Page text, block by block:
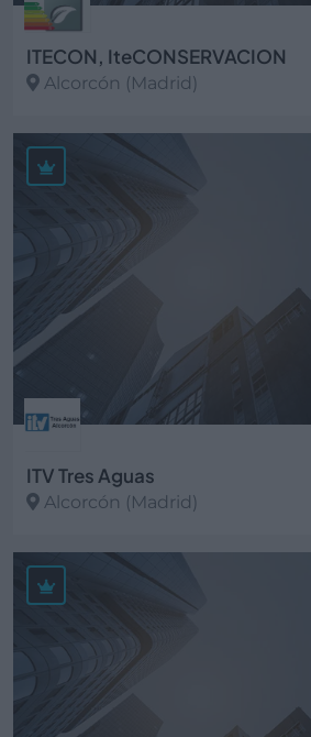
ITECON, IteCONSERVACION
Alcorcón (Madrid)
Ver más
ITV Tres Aguas
Alcorcón (Madrid)
Ver más